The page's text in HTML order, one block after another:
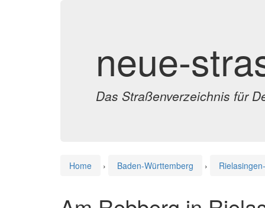
neue-
Das Straßenverzeichnis für
Home › Baden-Württemberg ›